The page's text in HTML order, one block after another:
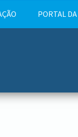
PORTAL